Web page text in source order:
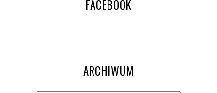
FACEBOOK
ARCHIWUM